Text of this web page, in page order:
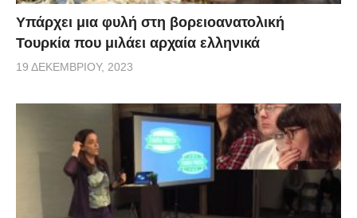
Υπάρχει μια φυλή στη βορειοανατολική
Τουρκία που μιλάει αρχαία ελληνικά
19 ΔΕΚΕΜΒΡΊΟΥ, 2023